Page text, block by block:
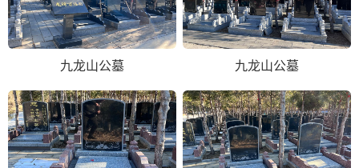
九龙山公墓 九龙山公墓